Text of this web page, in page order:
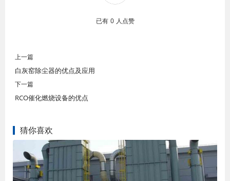
已有 0 人点赞
上一篇
白灰窑除尘器的优点及应用
下一篇
RCO催化燃烧设备的优点
猜你喜欢